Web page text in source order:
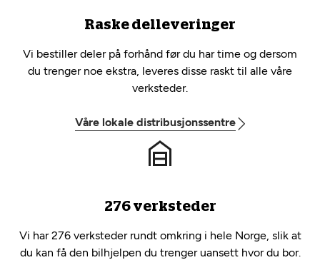
Raske delleveringer
Vi bestiller deler på forhånd før du har time og dersom
du trenger noe ekstra, leveres disse raskt til alle våre
verksteder.
Våre lokale distribusjonssentre
276 verksteder
Vi har 276 verksteder rundt omkring i hele Norge, slik at
du kan få den bilhjelpen du trenger uansett hvor du bor.